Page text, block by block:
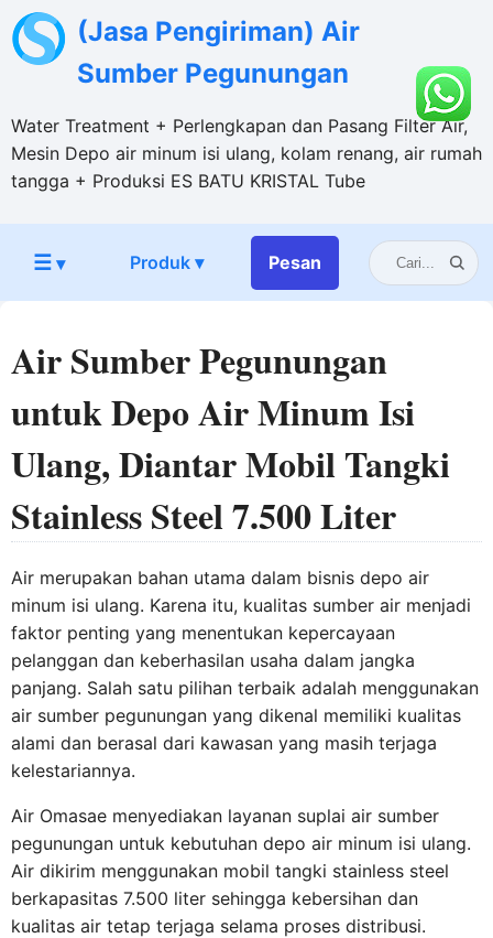
(Jasa Pengiriman) Air
Sumber Pegunungan
Water Treatment + Perlengkapan dan Pasang Filter Air,
Mesin Depo air minum isi ulang, kolam renang, air rumah
tangga + Produksi ES BATU KRISTAL Tube
☰▾ Produk ▾ Pesan
Air Sumber Pegunungan
untuk Depo Air Minum Isi
Ulang, Diantar Mobil Tangki
Stainless Steel 7.500 Liter
Air merupakan bahan utama dalam bisnis depo air
minum isi ulang. Karena itu, kualitas sumber air menjadi
faktor penting yang menentukan kepercayaan
pelanggan dan keberhasilan usaha dalam jangka
panjang. Salah satu pilihan terbaik adalah menggunakan
air sumber pegunungan yang dikenal memiliki kualitas
alami dan berasal dari kawasan yang masih terjaga
kelestariannya.
Air Omasae menyediakan layanan suplai air sumber
pegunungan untuk kebutuhan depo air minum isi ulang.
Air dikirim menggunakan mobil tangki stainless steel
berkapasitas 7.500 liter sehingga kebersihan dan
kualitas air tetap terjaga selama proses distribusi.